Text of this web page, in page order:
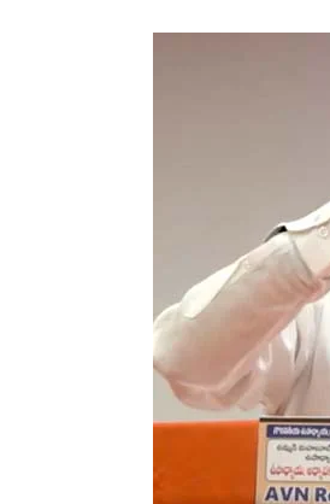
DEVOTIONAL